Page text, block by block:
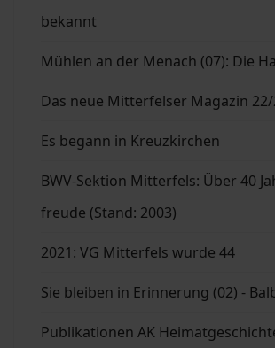
bekannt
Mühlen an der Menach (07): Die
Das neue Mitterfelser Magazin 22/
Es begann in Kreuzkirchen
BWV-Sektion Mitterfels: Über 40
freude (Stand: 2003)
2021: VG Mitterfels wurde 44
Sie bleiben in Erinnerung (02) -
Publikationen AK